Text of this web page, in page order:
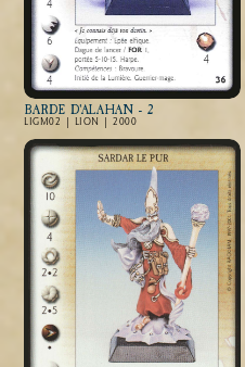
BARDE D'ALAHAN - 2
LIGM02 | LION | 2000